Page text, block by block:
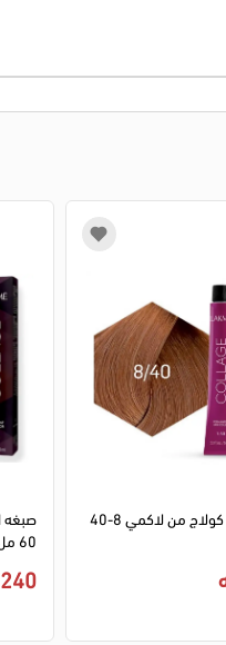
60 مل
240 جنيه
صبغه الشعر كولاج من لاكمي 8-40